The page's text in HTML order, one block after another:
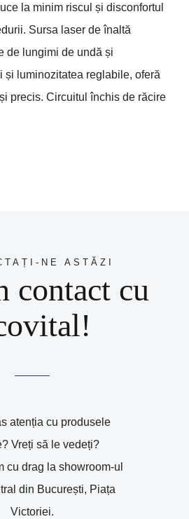
la minim riscul și disconfortul
Sursa laser de înaltă
de lungimi de undă și
și luminozitatea reglabile, oferă
precis. Circuitul închis de răcire
NE ASTĂZI
contact cu
atenția cu produsele
Vreți să le vedeți?
cu drag la showroom-ul
din București, Piața
Victoriei.